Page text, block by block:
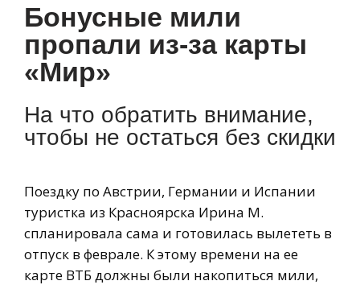
Бонусные мили
пропали из-за карты
«Мир»
На что обратить внимание,
чтобы не остаться без скидки
Поездку по Австрии, Германии и Испании
туристка из Красноярска Ирина М.
спланировала сама и готовилась вылететь в
отпуск в феврале. К этому времени на ее
карте ВТБ должны были накопиться мили,